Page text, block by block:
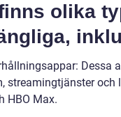
olika
Dessa
streamingtjänster och
HBO Max.